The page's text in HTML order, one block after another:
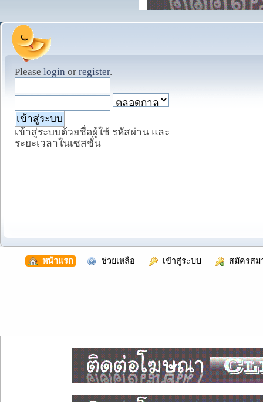
Please login or register.
เข้าสู่ระบบด้วยชื่อผู้ใช้ รหัสผ่าน และ
ระยะเวลาในเซสชั่น
หน้าแรก ช่วยเหลือ เข้าสู่ระบบ สมัครสม